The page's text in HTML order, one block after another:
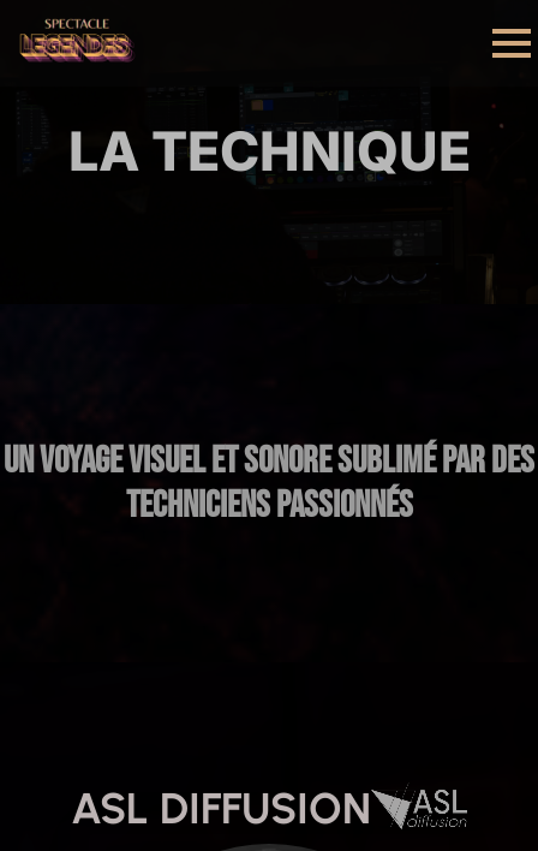
LA TECHNIQUE
Un voyage visuel et sonore sublimé par des
techniciens passionnés
ASL DIFFUSION